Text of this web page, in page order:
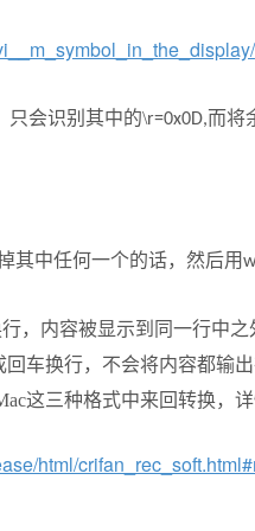
只会识别其中的\r=0x0D,而将
其中任何一个的话，然后用
，内容被显示到同一行中
车换行，不会将内容都输出
这三种格式中来回转换，详
html/